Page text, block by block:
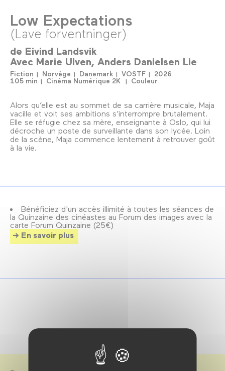
Low Expectations
(Lave forventninger)
de Eivind Landsvik
Avec Marie Ulven Anders Danielsen Lie
Fiction Norvège Danemark VOSTF
2026
105 min
Cinéma Numérique 2K Couleur
Alors qu’elle est au sommet de sa carrière musicale, Maja
vacille et voit ses ambitions s’interrompre brutalement.
Elle se réfugie chez sa mère, enseignante à Oslo, qui lui
décroche un poste de surveillante dans son lycée. Loin
de la scène, Maja commence lentement à retrouver goût
à la vie.
Bénéficiez d'un accès illimité à toutes les séances de
la Quinzaine des cinéastes au Forum des images avec la
carte Forum Quinzaine (25€)
En savoir plus